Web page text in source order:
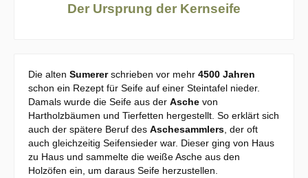
Der Ursprung der Kernseife
Die alten Sumerer schrieben vor mehr 4500 Jahren
schon ein Rezept für Seife auf einer Steintafel nieder.
Damals wurde die Seife aus der Asche von
Hartholzbäumen und Tierfetten hergestellt. So erklärt sich
auch der spätere Beruf des Aschesammlers , der oft
auch gleichzeitig Seifensieder war. Dieser ging von Haus
zu Haus und sammelte die weiße Asche aus den
Holzöfen ein, um daraus Seife herzustellen.